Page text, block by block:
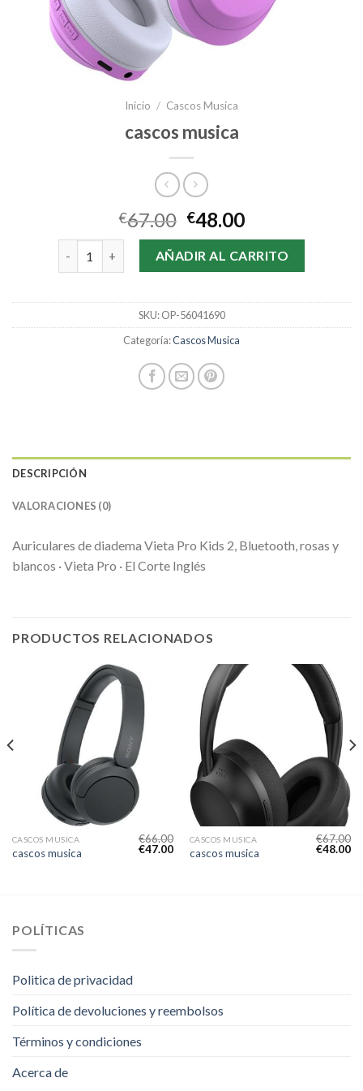
Inicio / Cascos Musica
cascos musica
€67.00 €48.00
cascos musica cantidadAÑADIR AL CARRITO
SKU:OP-56041690
Categoría:Cascos Musica
DESCRIPCIÓN
VALORACIONES (0)
Auriculares de diadema Vieta Pro Kids 2, Bluetooth, rosas y
blancos · Vieta Pro · El Corte Inglés
PRODUCTOS RELACIONADOS
CASCOS MUSICA
cascos musica
€66.00
€47.00
CASCOS MUSICA
cascos musica
€67.00
€48.00
POLÍTICAS
Politica de privacidad
Política de devoluciones y reembolsos
Términos y condiciones
Acerca de